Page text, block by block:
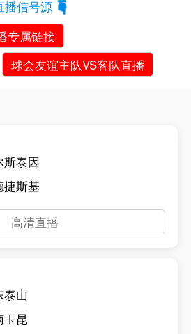
播信号源
专属链接
球会友谊主队VS客队直播
斯泰因
捷斯基
高清直播
泰山
玉昆